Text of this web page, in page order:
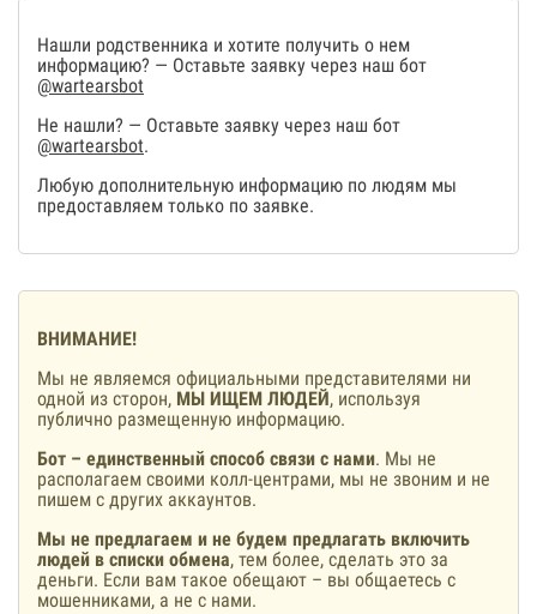
Нашли родственника и хотите получить о нем
информацию? — Оставьте заявку через наш бот
@wartearsbot
Не нашли? — Оставьте заявку через наш бот
@wartearsbot.
Любую дополнительную информацию по людям мы
предоставляем только по заявке.
ВНИМАНИЕ!
Мы не являемся официальными представителями ни
одной из сторон, МЫ ИЩЕМ ЛЮДЕЙ, используя
публично размещенную информацию.
Бот – единственный способ связи с нами. Мы не
располагаем своими колл-центрами, мы не звоним и не
пишем с других аккаунтов.
Мы не предлагаем и не будем предлагать включить
людей в списки обмена, тем более, сделать это за
деньги. Если вам такое обещают – вы общаетесь с
мошенниками, а не с нами.